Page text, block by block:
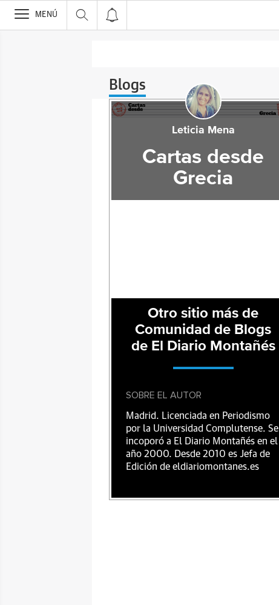
>
MENÚ
Blogs
Leticia Mena
Cartas desde
Grecia
Otro sitio más de
Comunidad de Blogs
de El Diario Montañés
SOBRE EL AUTOR
Madrid. Licenciada en Periodismo
por la Universidad Complutense. Se
incoporó a El Diario Montañés en el
año 2000. Desde 2010 es Jefa de
Edición de eldiariomontanes.es